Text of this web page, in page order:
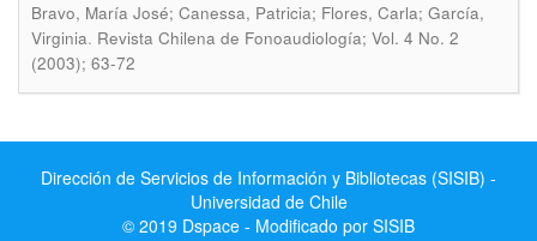
Bravo, María José; Canessa, Patricia; Flores, Carla; García,
Virginia. Revista Chilena de Fonoaudiología; Vol. 4 No. 2
(2003); 63-72
Dirección de Servicios de Información y Bibliotecas (SISIB) -
Universidad de Chile
© 2019 Dspace - Modificado por SISIB